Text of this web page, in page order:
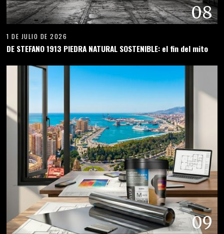
08
1 DE JULIO DE 2026
DE STEFANO 1913 PIEDRA NATURAL SOSTENIBLE: el fin del mito
09